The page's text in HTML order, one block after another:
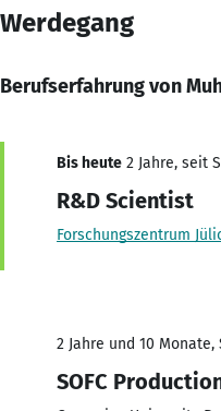
Werdegang
Berufserfahrung von
Bis heute 2 Jahre, seit
R&D Scientist
Forschungszentrum
2 Jahre und 10 Monate,
SOFC